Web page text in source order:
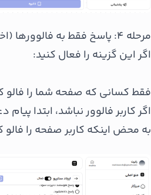
مرحله ۴: پاسخ فقط به فالوورها (اختیاری)
اگر این گزینه را فعال کنید:
فقط کسانی که صفحه شما را فالو
اگر کاربر فالوور نباشد، ابتدا
به محض اینکه کاربر صفحه را